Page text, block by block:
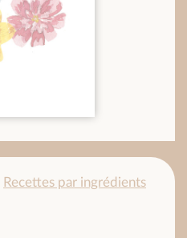
Recettes par ingrédients